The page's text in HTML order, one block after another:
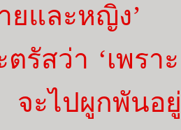
ยและหญิง’
ตรัสว่า ‘เพร
จะไปผูกพันอ